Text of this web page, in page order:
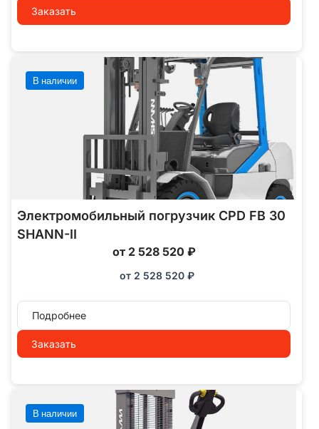
Заказать
В наличии
Электромобильный погрузчик CPD FB 30
SHANN-II
от 2 528 520 ₽
от 2 528 520 ₽
Подробнее
Заказать
В наличии